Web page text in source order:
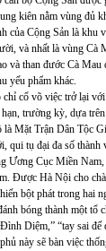
kiên nằm vùng đủ
của Cộng Sản là
và nhất là vùng Cà
và than đước Cà Mau
yếu phẩm khác.
cổ võ việc trở lại
trường kỳ, dựa
là Mặt Trận Dân Tộc
qui tụ đại đa số
Ương Cục Miền
Được Hà Nội cho
bột phát trong hai
bóng thành một tổ
Diệm,” “tay sai
này sẽ bàn việc